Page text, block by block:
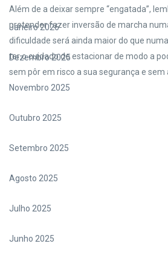
Além de a deixar sempre “engatada”,
pretender fazer inversão de marcha
dificuldade será ainda maior do que
ter o cuidado de estacionar de modo a
sem pôr em risco a sua segurança e sem
Janeiro 2026
Dezembro 2025
Novembro 2025
Outubro 2025
Setembro 2025
Agosto 2025
Julho 2025
Junho 2025